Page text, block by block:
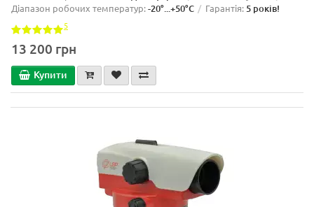
Діапазон робочих температур:-20°...+50°C Гарантія: 5 років!
5
13 200 грн
Купити